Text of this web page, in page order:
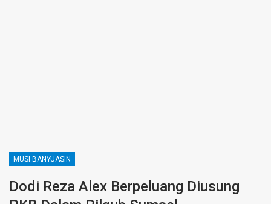
MUSI BANYUASIN
Dodi Reza Alex Berpeluang Diusung